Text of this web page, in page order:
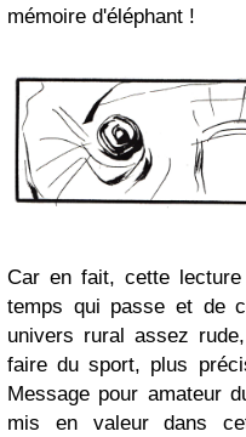
mémoire d'éléphant !
Car en fait, cette
temps qui passe et de
univers rural assez
faire du sport, plus
Message pour amateur
mis en valeur dans